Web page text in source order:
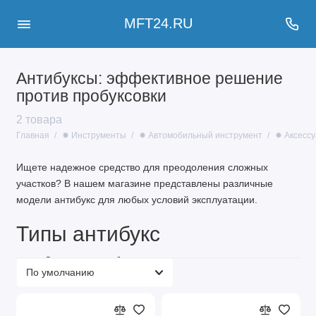
MFT24.RU
Антибуксы: эффективное решение
против пробуксовки
2 товара
Главная ✹ Инструменты ✹ Автомобильный инструмент ✹
Ищете надежное средство для преодоления сложных
участков? В нашем магазине представлены различные
модели антибукс для любых условий эксплуатации.
Типы антибукс
Складные антибуксы
Цельные модели
Усиленные конструкции